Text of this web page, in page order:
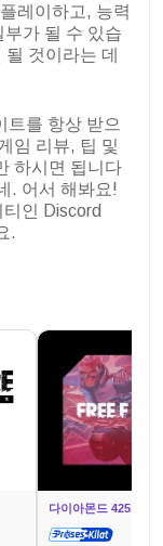
레이하고, 능력
가 될 수 있습
것이라는 데
트를 항상 받으
임 리뷰, 팁 및
하시면 됩니다
. 어서 해봐요!
인 Discord
.
다이아몬드 425개